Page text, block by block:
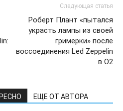
Следующая статья
Роберт Плант «пытался
украсть лампы из своей
гримерки» после
воссоединения Led Zeppelin
в O2
ЕЩЕ ОТ АВТОРА